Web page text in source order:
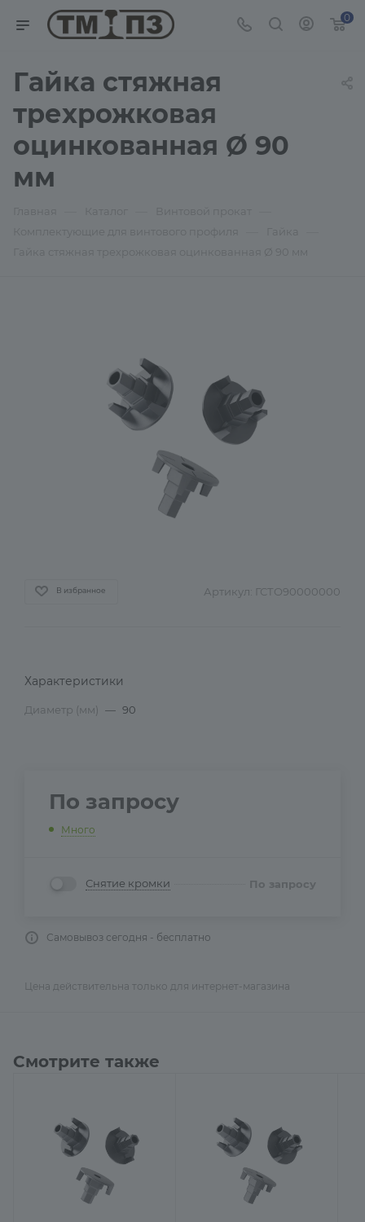
0
Гайка стяжная
трехрожковая
оцинкованная Ø 90
мм
В избранное Артикул: ГСТО90000000
Характеристики
Диаметр (мм) — 90
По запросу
Много
Снятие кромки По запросу
Самовывоз сегодня - бесплатно
Цена действительна только для интернет-магазина
Смотрите также